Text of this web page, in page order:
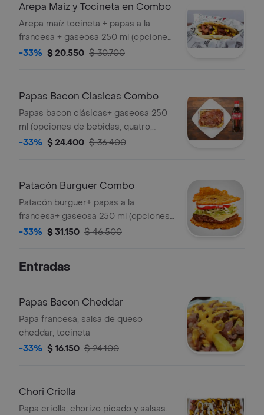
Arepa Maiz y Tocineta en Combo
Arepa maíz tocineta + papas a la
francesa + gaseosa 250 ml (opciones
de bebidas, quatro, cocacola, kola
-33% $ 20.550 $ 30.700
Papas Bacon Clasicas Combo
Papas bacon clásicas+ gaseosa 250
ml (opciones de bebidas, quatro,
cocacola, kola roman, coca cola sin
-33% $ 24.400 $ 36.400
Patacón Burguer Combo
Patacón burguer+ papas a la
francesa+ gaseosa 250 ml (opciones
de bebidas, quatro, cocacola, kola
-33% $ 31.150 $ 46.500
Entradas
Papas Bacon Cheddar
Papa francesa, salsa de queso
cheddar, tocineta
-33% $ 16.150 $ 24.100
Chori Criolla
Papa criolla, chorizo picado y salsas.